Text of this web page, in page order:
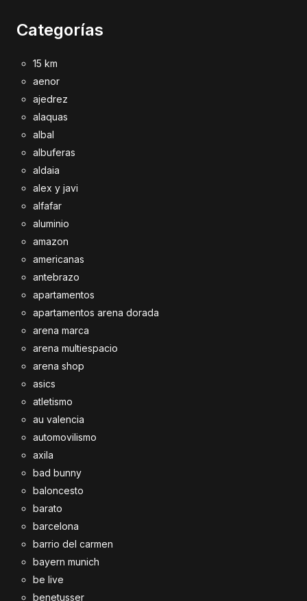
Categorías
15 km
aenor
ajedrez
alaquas
albal
albuferas
aldaia
alex y javi
alfafar
aluminio
amazon
americanas
antebrazo
apartamentos
apartamentos arena dorada
arena marca
arena multiespacio
arena shop
asics
atletismo
au valencia
automovilismo
axila
bad bunny
baloncesto
barato
barcelona
barrio del carmen
bayern munich
be live
benetusser